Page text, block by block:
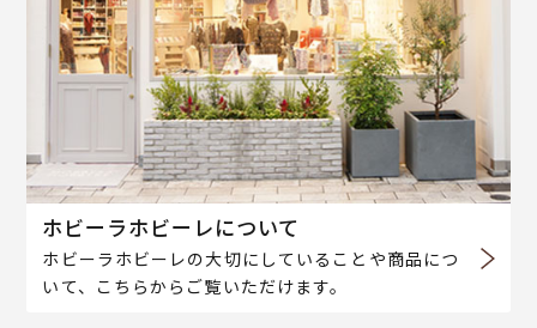
ホビーラホビーレについて
ホビーラホビーレの大切にしていることや商品につ
いて、こちらからご覧いただけます。